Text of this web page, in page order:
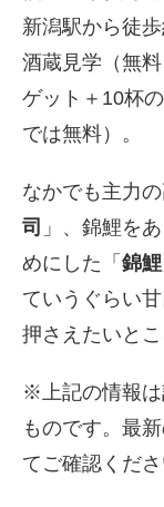
新潟駅から徒
酒蔵見学（無
ゲット＋10杯
では無料）。
なかでも主力
司 」、錦鯉を
めにした「 錦鯉
ていうぐらい甘
押さえたいとこ
※上記の情報は
ものです。最
てご確認くださ